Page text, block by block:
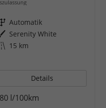
Getriebe Automatik
Außenfarbe Serenity White
Kilometerstand 15 km
Details
l/100km